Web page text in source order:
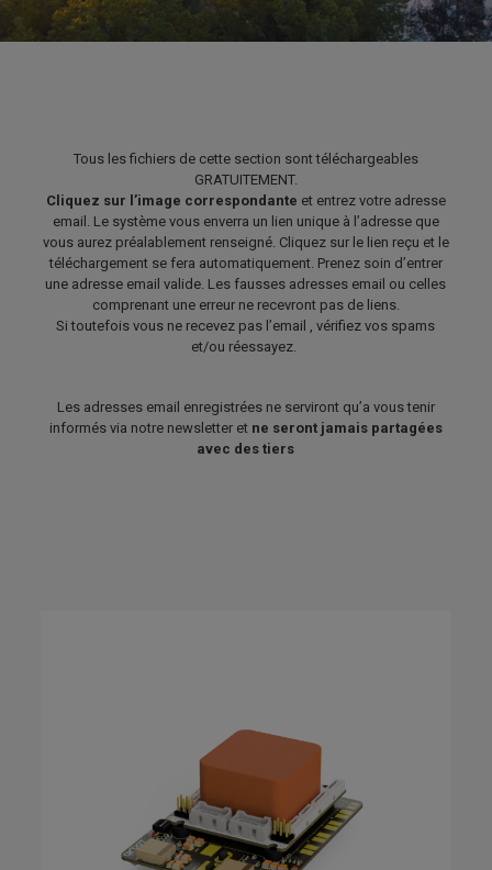
Tous les fichiers de cette section sont téléchargeables
GRATUITEMENT.
Cliquez sur l’image correspondante et entrez votre adresse
email. Le système vous enverra un lien unique à l’adresse que
vous aurez préalablement renseigné. Cliquez sur le lien reçu et le
téléchargement se fera automatiquement. Prenez soin d’entrer
une adresse email valide. Les fausses adresses email ou celles
comprenant une erreur ne recevront pas de liens.
Si toutefois vous ne recevez pas l’email , vérifiez vos spams
et/ou réessayez.
Les adresses email enregistrées ne serviront qu’a vous tenir
informés via notre newsletter et ne seront jamais partagées
avec des tiers